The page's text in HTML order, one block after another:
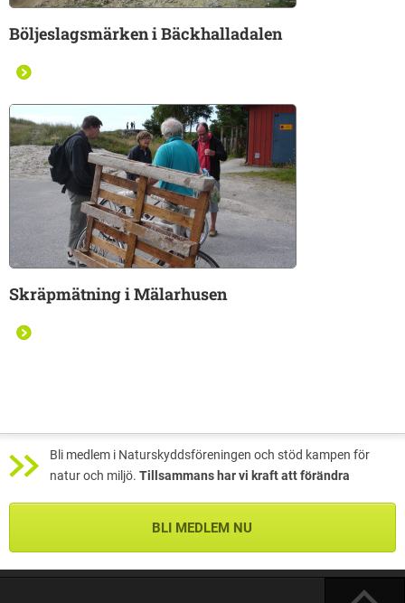
Böljeslagsmärken i Bäckhalladalen
Skräpmätning i Mälarhusen
Bli medlem i Naturskyddsföreningen och stöd kampen för
natur och miljö. Tillsammans har vi kraft att förändra
BLI MEDLEM NU